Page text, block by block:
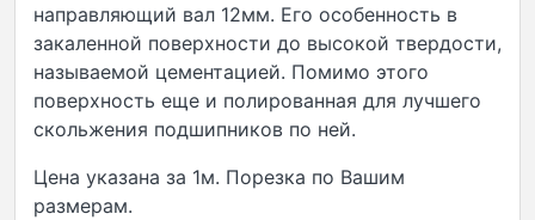
направляющий вал 12мм. Его особенность в
закаленной поверхности до высокой твердости,
называемой цементацией. Помимо этого
поверхность еще и полированная для лучшего
скольжения подшипников по ней.
Цена указана за 1м. Порезка по Вашим
размерам.